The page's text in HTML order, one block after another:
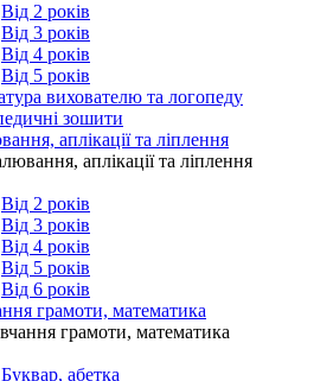
Від 2 років
Від 3 років
Від 4 років
Від 5 років
вихователю та логопеду
зошити
аплікації та ліплення
аплікації та ліплення
Від 2 років
Від 3 років
Від 4 років
Від 5 років
Від 6 років
грамоти, математика
грамоти, математика
Буквар, абетка